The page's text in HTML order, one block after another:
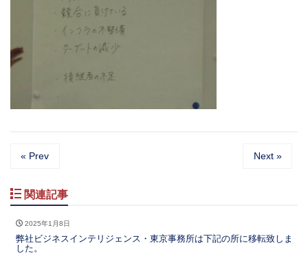
« Prev Next »
関連記事
2025年1月8日
弊社ビジネスインテリジェンス・東京事務所は下記の所に移転致しま
した。